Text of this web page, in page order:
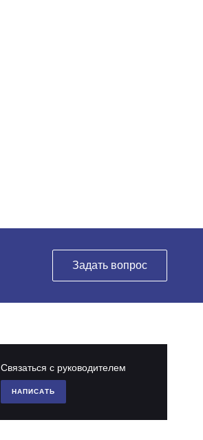
Задать вопрос
Связаться с руководителем
НАПИСАТЬ